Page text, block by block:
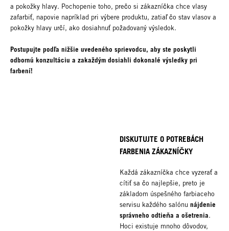
a pokožky hlavy. Pochopenie toho, prečo si zákazníčka chce vlasy
zafarbiť, napovie napríklad pri výbere produktu, zatiaľ čo stav vlasov a
pokožky hlavy určí, ako dosiahnuť požadovaný výsledok.
Postupujte podľa nižšie uvedeného sprievodcu, aby ste poskytli
odbornú konzultáciu a zakaždým dosiahli dokonalé výsledky pri
farbení!
DISKUTUJTE O POTREBÁCH
FARBENIA ZÁKAZNÍČKY
Každá zákazníčka chce vyzerať a
cítiť sa čo najlepšie, preto je
základom úspešného farbiaceho
servisu každého salónu nájdenie
správneho odtieňa a ošetrenia.
Hoci existuje mnoho dôvodov,